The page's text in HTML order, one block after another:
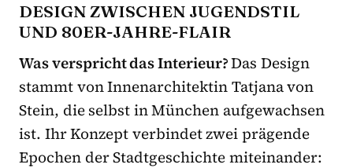
DESIGN ZWISCHEN JUGENDSTIL
UND 80ER-JAHRE-FLAIR
Was verspricht das Interieur?Das Design
stammt von Innenarchitektin Tatjana von
Stein, die selbst in München aufgewachsen
ist. Ihr Konzept verbindet zwei prägende
Epochen der Stadtgeschichte miteinander: